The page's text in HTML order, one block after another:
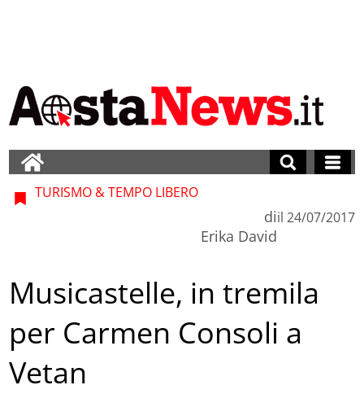
TURISMO & TEMPO LIBERO
di
Erika David
il 24/07/2017
Musicastelle, in tremila
per Carmen Consoli a
Vetan